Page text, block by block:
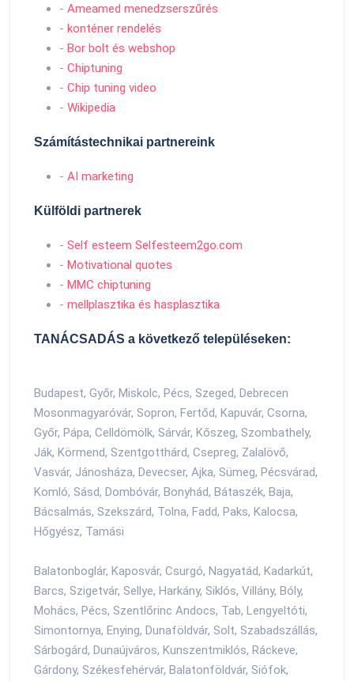
- Ameamed menedzserszűrés
- konténer rendelés
- Bor bolt és webshop
- Chiptuning
- Chip tuning video
- Wikipedia
Számítástechnikai partnereink
- AI marketing
Külföldi partnerek
- Self esteem Selfesteem2go.com
- Motivational quotes
- MMC chiptuning
- mellplasztika és hasplasztika
TANÁCSADÁS a következő településeken:
Budapest, Győr, Miskolc, Pécs, Szeged, Debrecen
Mosonmagyaróvár, Sopron, Fertőd, Kapuvár, Csorna,
Győr, Pápa, Celldömölk, Sárvár, Kőszeg, Szombathely,
Ják, Körmend, Szentgotthárd, Csepreg, Zalalövő,
Vasvár, Jánosháza, Devecser, Ajka, Sümeg, Pécsvárad,
Komló, Sásd, Dombóvár, Bonyhád, Bátaszék, Baja,
Bácsalmás, Szekszárd, Tolna, Fadd, Paks, Kalocsa,
Hőgyész, Tamási
Balatonboglár, Kaposvár, Csurgó, Nagyatád, Kadarkút,
Barcs, Szigetvár, Sellye, Harkány, Siklós, Villány, Bóly,
Mohács, Pécs, Szentlőrinc Andocs, Tab, Lengyeltóti,
Simontornya, Enying, Dunaföldvár, Solt, Szabadszállás,
Sárbogárd, Dunaújváros, Kunszentmiklós, Ráckeve,
Gárdony, Székesfehérvár, Balatonföldvár, Siófok,